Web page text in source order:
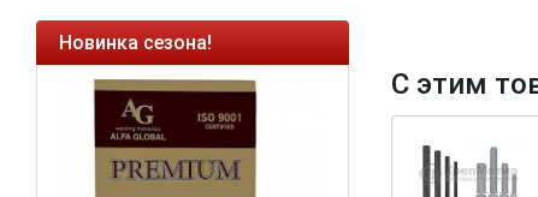
Новинка сезона!
Саморезы
Ликвидация
остатков по
С этим